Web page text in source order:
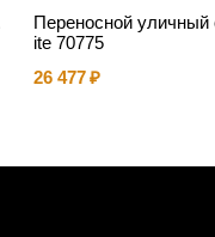
Переносной уличный
ite 70775
26 477